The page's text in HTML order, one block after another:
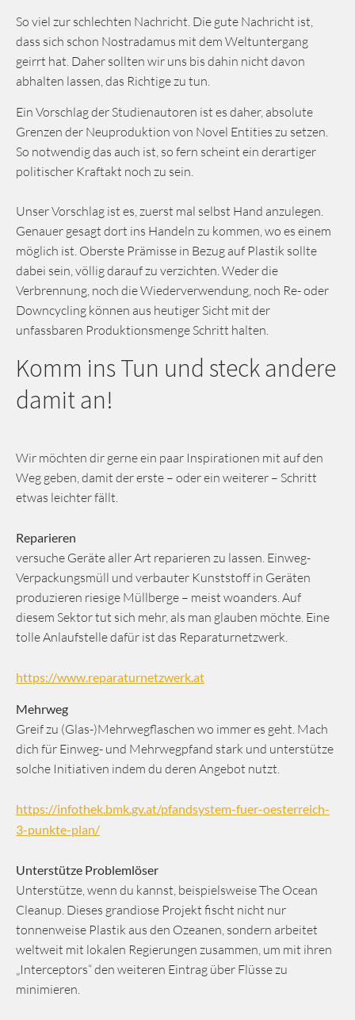
So viel zur schlechten Nachricht. Die gute Nachricht ist,
dass sich schon Nostradamus mit dem Weltuntergang
geirrt hat. Daher sollten wir uns bis dahin nicht davon
abhalten lassen, das Richtige zu tun.
Ein Vorschlag der Studienautoren ist es daher, absolute
Grenzen der Neuproduktion von Novel Entities zu setzen.
So notwendig das auch ist, so fern scheint ein derartiger
politischer Kraftakt noch zu sein.
Unser Vorschlag ist es, zuerst mal selbst Hand anzulegen.
Genauer gesagt dort ins Handeln zu kommen, wo es einem
möglich ist. Oberste Prämisse in Bezug auf Plastik sollte
dabei sein, völlig darauf zu verzichten. Weder die
Verbrennung, noch die Wiederverwendung, noch Re- oder
Downcycling können aus heutiger Sicht mit der
unfassbaren Produktionsmenge Schritt halten.
Komm ins Tun und steck andere
damit an!
Wir möchten dir gerne ein paar Inspirationen mit auf den
Weg geben, damit der erste – oder ein weiterer – Schritt
etwas leichter fällt.
Reparieren
versuche Geräte aller Art reparieren zu lassen. Einweg-
Verpackungsmüll und verbauter Kunststoff in Geräten
produzieren riesige Müllberge – meist woanders. Auf
diesem Sektor tut sich mehr, als man glauben möchte. Eine
tolle Anlaufstelle dafür ist das Reparaturnetzwerk.
https://www.reparaturnetzwerk.at
Mehrweg
Greif zu (Glas-)Mehrwegflaschen wo immer es geht. Mach
dich für Einweg- und Mehrwegpfand stark und unterstütze
solche Initiativen indem du deren Angebot nutzt.
https://infothek.bmk.gv.at/pfandsystem-fuer-oesterreich-
3-punkte-plan/
Unterstütze Problemlöser
Unterstütze, wenn du kannst, beispielsweise The Ocean
Cleanup. Dieses grandiose Projekt fischt nicht nur
tonnenweise Plastik aus den Ozeanen, sondern arbeitet
weltweit mit lokalen Regierungen zusammen, um mit ihren
„Interceptors“ den weiteren Eintrag über Flüsse zu
minimieren.